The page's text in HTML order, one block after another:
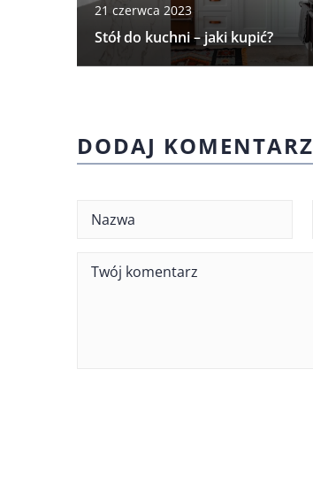
21 czerwca 2023
Stół do kuchni – jaki kupić?
DODAJ KOMENTARZ